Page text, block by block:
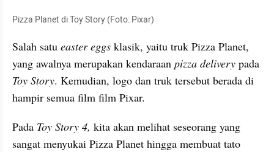
Pizza Planet di Toy Story (Foto: Pixar)
Salah satu easter eggs klasik, yaitu truk Pizza Planet,
yang awalnya merupakan kendaraan pizza delivery
Toy Story. Kemudian, logo dan truk tersebut berada di
hampir semua film film Pixar.
Pada Toy Story 4, kita akan melihat seseorang yang
sangat menyukai Pizza Planet hingga membuat tato